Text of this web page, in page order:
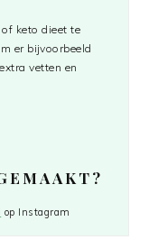
keto dieet te
er bijvoorbeeld
vetten en
op Instagram